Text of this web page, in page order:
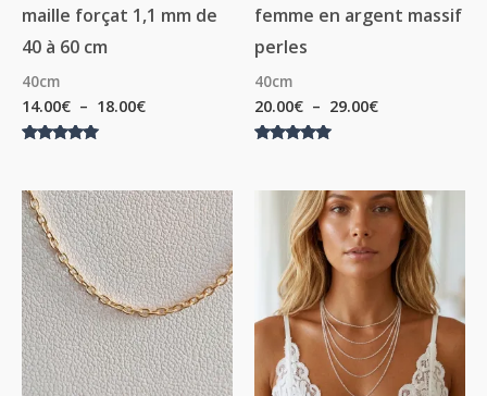
maille forçat 1,1 mm de
40 à 60 cm
40cm
14.00€ – 18.00€
femme en argent massif
perles
40cm
20.00€ – 29.00€
Plage
de
prix :
27.00€
à
37.00€
Plage
de
prix :
18.00€
à
24.50€